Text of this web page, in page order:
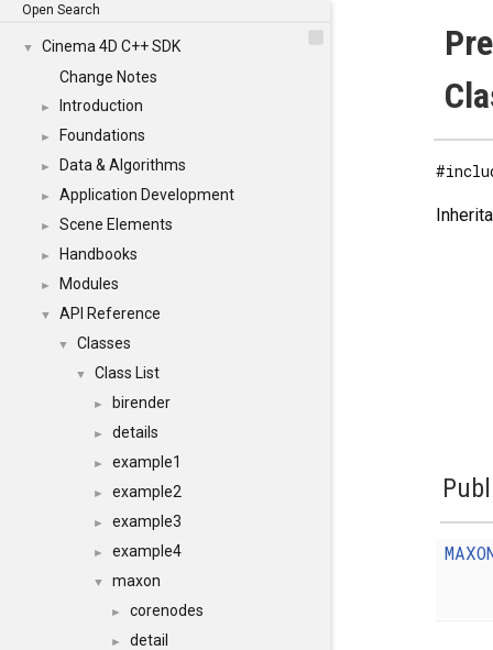
Open Search
▼
Cinema 4D C++ SDK
Change Notes
► Introduction
► Foundations
► Data & Algorithms
► Application Development
► Scene Elements
► Handbooks
► Modules
▼ API Reference
▼ Classes
▼ Class List
► birender
► details
► example1
► example2
► example3
► example4
▼ maxon
► corenodes
► detail